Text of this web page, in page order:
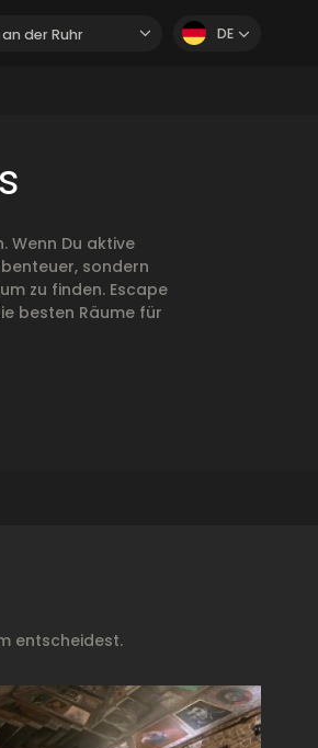
der Ruhr DE
Wenn Du aktive
sondern
zu finden. Escape
besten Räume für
entscheidest.